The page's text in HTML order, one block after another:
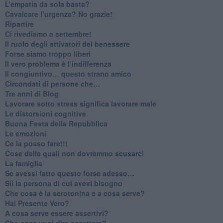
​L’empatia da sola basta?
​Cavalcare l’urgenza? No grazie!
Ripartire
​Ci rivediamo a settembre!
​Il ruolo degli attivatori del benessere
​Forse siamo troppo liberi
​Il vero problema è l’indifferenza
​Il congiuntivo… questo strano amico
​Circondati di persone che…
​Tre anni di Blog
​Lavorare sotto stress significa lavorare male
​Le distorsioni cognitive
​Buona Festa della Repubblica
Le emozioni
​Ce la posso fare!!!
​Cose delle quali non dovremmo scusarci
​La famiglia
​Se avessi fatto questo forse adesso…
​Sii la persona di cui avevi bisogno
Che cosa è la serotonina e a cosa serve?
​Hai Presente Vero?
A cosa serve essere assertivi?